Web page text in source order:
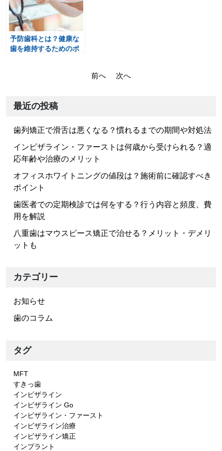
予防歯科とは？健康な
歯を維持するためのポ
ナ
ゲ
ー
シ
ョ
ン
前へ 次へ
最近の投稿
歯列矯正で滑舌は悪くなる？慣れるまでの期間や対処法
インビザライン・ファーストは何歳から受けられる？適
応年齢や治療のメリット
オフィスホワイトニングの値段は？施術前に確認すべき
ポイント
歯医者での定期検診では何をする？行う内容と頻度、費
用を解説
八重歯はマウスピース矯正で治せる？メリット・デメリ
ットも
カテゴリー
お知らせ
歯のコラム
タグ
MFT
すきっ歯
インビザライン
インビザライン Go
インビザライン・ファースト
インビザライン治療
インビザライン矯正
インプラント